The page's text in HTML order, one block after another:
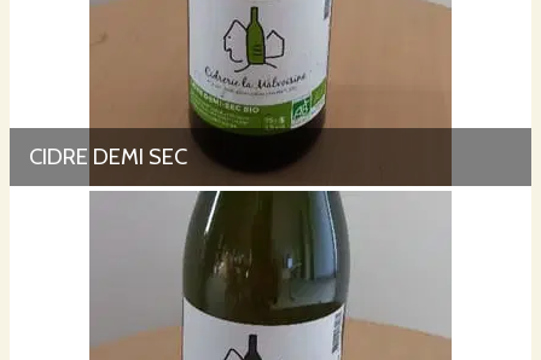
CIDRE DEMI SEC